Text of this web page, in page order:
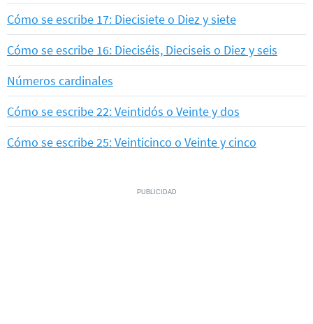
Cómo se escribe 17: Diecisiete o Diez y siete
Cómo se escribe 16: Dieciséis, Dieciseis o Diez y seis
Números cardinales
Cómo se escribe 22: Veintidós o Veinte y dos
Cómo se escribe 25: Veinticinco o Veinte y cinco